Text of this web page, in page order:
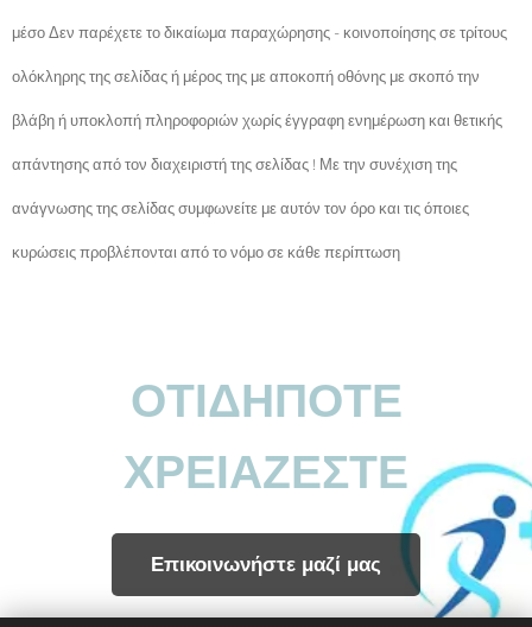
μέσο Δεν παρέχετε το δικαίωμα παραχώρησης - κοινοποίησης σε τρίτους
ολόκληρης της σελίδας ή μέρος της με αποκοπή οθόνης με σκοπό την
βλάβη ή υποκλοπή πληροφοριών χωρίς έγγραφη ενημέρωση και θετικής
απάντησης από τον διαχειριστή της σελίδας ! Με την συνέχιση της
ανάγνωσης της σελίδας συμφωνείτε με αυτόν τον όρο και τις όποιες
κυρώσεις προβλέπονται από το νόμο σε κάθε περίπτωση
ΟΤΙΔΗΠΟΤΕ
ΧΡΕΙΑΖΕΣΤΕ
Επικοινωνήστε μαζί μας